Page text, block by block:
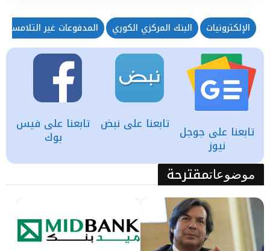
الإلكترونيات البنك المركزي الكوري المدفوعات غير التلامسية
تابعنا على فيس
بوك
تابعنا على نبض تابعنا على جوجل
نيوز
موضوعاتمقترحة